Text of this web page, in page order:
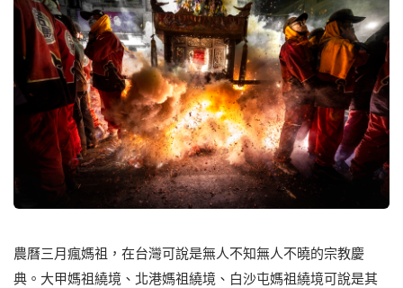
農曆三月瘋媽祖，在台灣可說是無人不知無人不曉的宗教慶
典。大甲媽祖繞境、北港媽祖繞境、白沙屯媽祖繞境可說是其